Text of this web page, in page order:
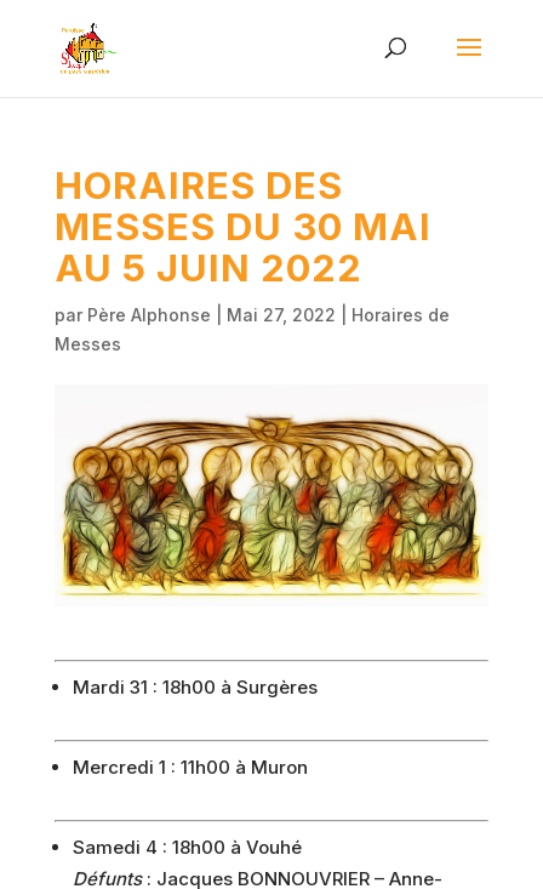
HORAIRES DES
MESSES DU 30 MAI
AU 5 JUIN 2022
par Père Alphonse Mai 27, 2022
Horaires de
Messes
Mardi 31 : 18h00 à Surgères
Mercredi 1 : 11h00 à Muron
Samedi 4 : 18h00 à Vouhé
Défunts: Jacques BONNOUVRIER – Anne-